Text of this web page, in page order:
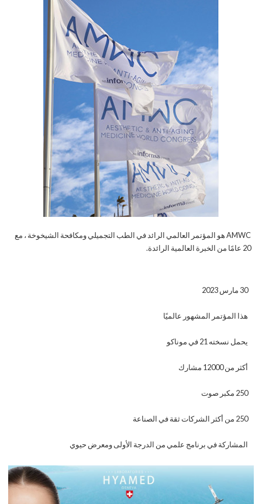
AMWC هو المؤتمر العالمي الرائد في الطب التجميلي ومكافحة الشيخوخة ، مع
20 عامًا من الخبرة العالمية الرائدة.
30 مارس 2023
هذا المؤتمر المشهور عالميًا
يحمل نسخته 21 في موناكو
أكثر من 12000 مشارك
250 مكبر صوت
250 من أكثر الشركات ثقة في الصناعة
المشاركة في برنامج علمي من الدرجة الأولى ومعرض حيوي